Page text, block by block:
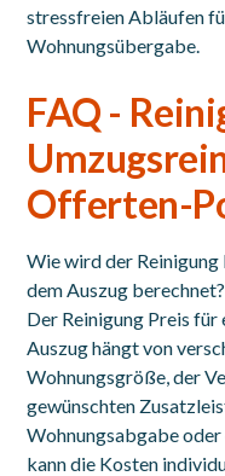
stressfreien Abläufen
Wohnungsübergabe.
FAQ -
Offerten-
Wie wird der Reinigung
dem Auszug berechnet?
Der Reinigung Preis für
Auszug hängt von
Wohnungsgröße, der
gewünschten
Wohnungsabgabe
kann die Kosten